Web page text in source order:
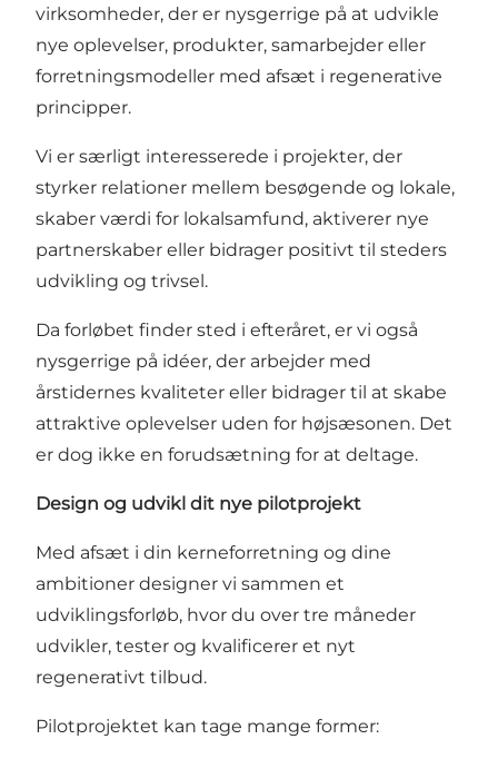
virksomheder, der er nysgerrige på at udvikle
nye oplevelser, produkter, samarbejder eller
forretningsmodeller med afsæt i regenerative
principper.
Vi er særligt interesserede i projekter, der
styrker relationer mellem besøgende og lokale,
skaber værdi for lokalsamfund, aktiverer nye
partnerskaber eller bidrager positivt til steders
udvikling og trivsel.
Da forløbet finder sted i efteråret, er vi også
nysgerrige på idéer, der arbejder med
årstidernes kvaliteter eller bidrager til at skabe
attraktive oplevelser uden for højsæsonen. Det
er dog ikke en forudsætning for at deltage.
Design og udvikl dit nye pilotprojekt
Med afsæt i din kerneforretning og dine
ambitioner designer vi sammen et
udviklingsforløb, hvor du over tre måneder
udvikler, tester og kvalificerer et nyt
regenerativt tilbud.
Pilotprojektet kan tage mange former: